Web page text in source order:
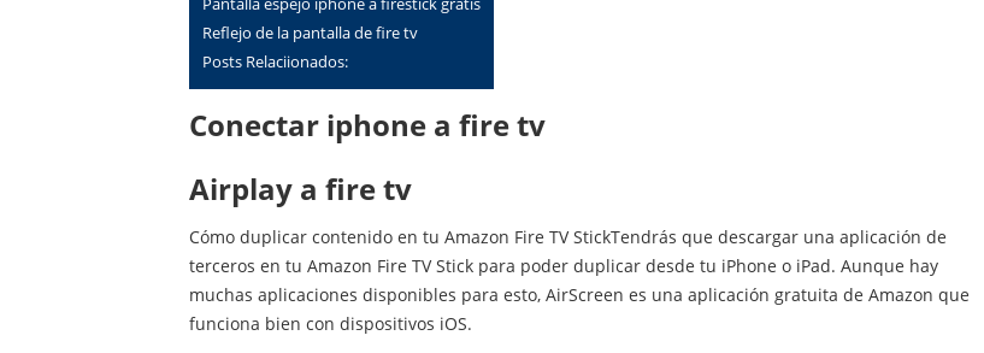
Reflejo de la pantalla de fire tv
Posts Relaciionados:
Conectar iphone a fire tv
Airplay a fire tv
Cómo duplicar contenido en tu Amazon Fire TV StickTendrás que descargar una aplicación de
terceros en tu Amazon Fire TV Stick para poder duplicar desde tu iPhone o iPad. Aunque hay
muchas aplicaciones disponibles para esto, AirScreen es una aplicación gratuita de Amazon que
funciona bien con dispositivos iOS.